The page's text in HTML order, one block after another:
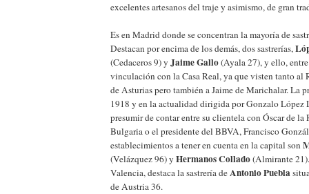
excelentes artesanos del traje y asimismo, de gran
Es en Madrid donde se concentran la mayoría de
Destacan por encima de los demás, dos sastrerías,
(Cedaceros 9) y Jaime Gallo(Ayala 27), y ello, entre
vinculación con la Casa Real, ya que visten tanto al
de Asturias pero también a Jaime de Marichalar. La
1918 y en la actualidad dirigida por Gonzalo López
presumir de contar entre su clientela con Óscar de la
Bulgaria o el presidente del BBVA, Francisco
establecimientos a tener en cuenta en la capital son
(Velázquez 96) y Hermanos Collado(Almirante
Valencia, destaca la sastrería deAntonio Puebla
de Austria 36.